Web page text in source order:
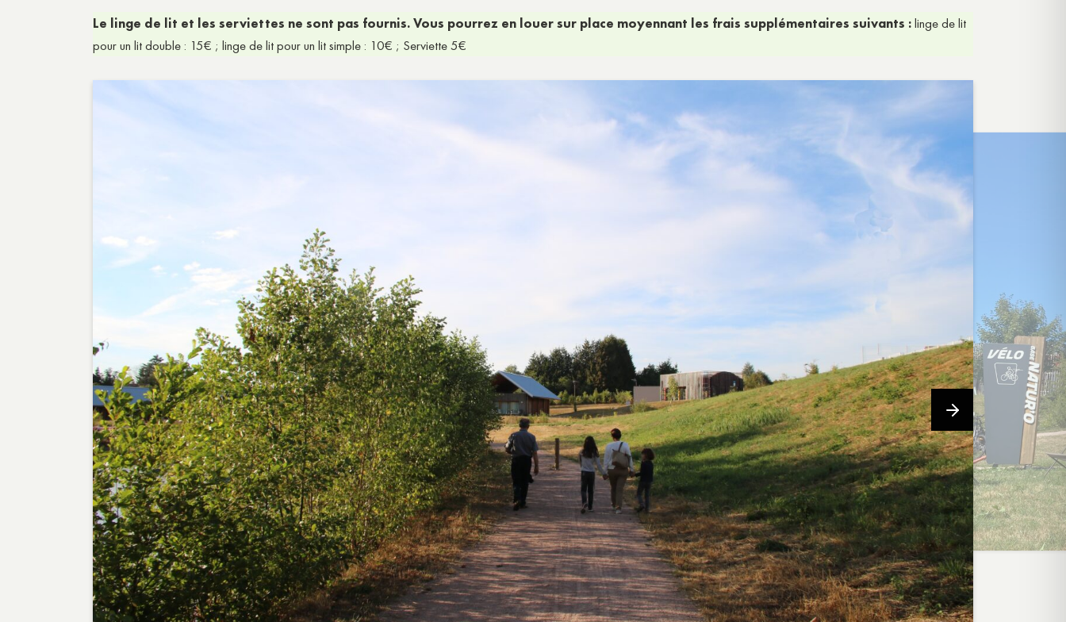
Le linge de lit et les serviettes ne sont pas fournis. Vous pourrez en louer sur place moyennant les frais supplémentaires suivants :linge de lit
pour un lit double : 15€ ; linge de lit pour un lit simple : 10€ ; Serviette 5€